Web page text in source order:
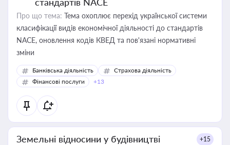
Про що тема: Тема охоплює перехід української системи
класифікації видів економічної діяльності до стандартів
NACE, оновлення кодів КВЕД та пов'язані нормативні
зміни
Банківська діяльність
Страхова діяльність
Фінансові послуги
+13
Земельні відносини у будівництві +15